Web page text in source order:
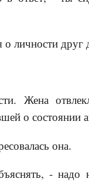
личности друг
Жена
о состоянии
она.
- надо